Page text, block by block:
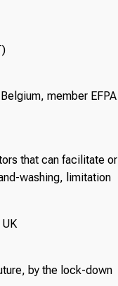
member EFPA
that can facilitate or
washing, limitation
by the lock-down